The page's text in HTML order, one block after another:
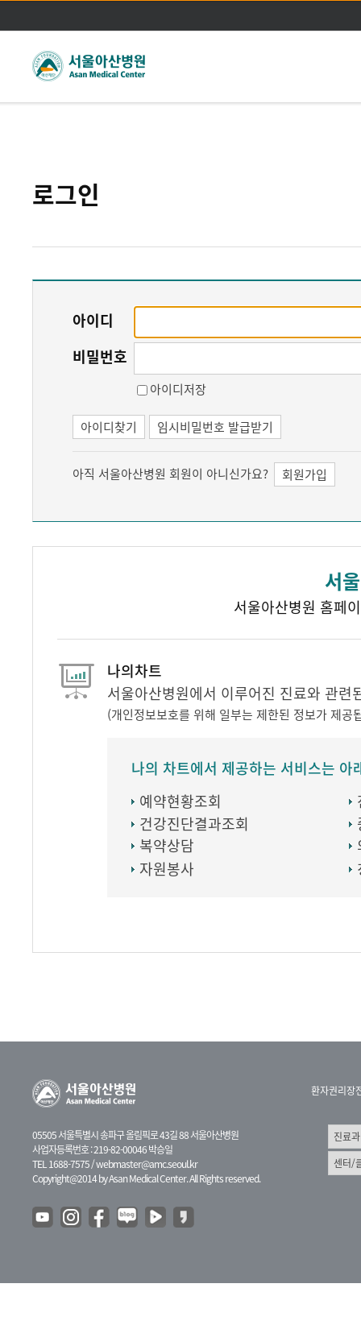
주메뉴바로가기
본문바로가기
로그인
아이디
비밀번호
아이디저장
아이디찾기 임시비밀번호 발급받기
아직 서울아산병원 회원이 아니신가요? 회원가입
서
서울아산병원 홈페
나의차트
서울아산병원에서 이루어진 진료와 관
(개인정보보호를 위해 일부는 제한된 정보가 제공
나의 차트에서 제공하는 서비스는 아
예약현황조회
건강진단결과조회
복약상담
자원봉사
05505 서울특별시 송파구 올림픽로 43길 88 서울아산병원
사업자등록번호 : 219-82-00046 박승일
TEL 1688-7575 /webmaster@amc.seoul.kr
Copyright@2014 by Asan Medical Center. All Rights reserved.
환자권리장